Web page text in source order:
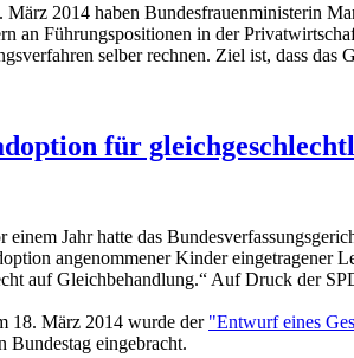
März 2014 haben Bundesfrauenministerin
an Führungspositionen in der
selber rechnen. Ziel ist, dass das
für
einem Jahr hatte das
angenommener Kinder eingetragener
auf Gleichbehandlung.“ Auf Druck der
18. März 2014 wurde der "Entwurf eines
Bundestag eingebracht.